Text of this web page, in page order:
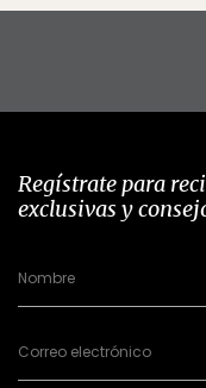
Regístrate para
exclusivas y